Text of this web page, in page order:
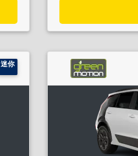
迷你